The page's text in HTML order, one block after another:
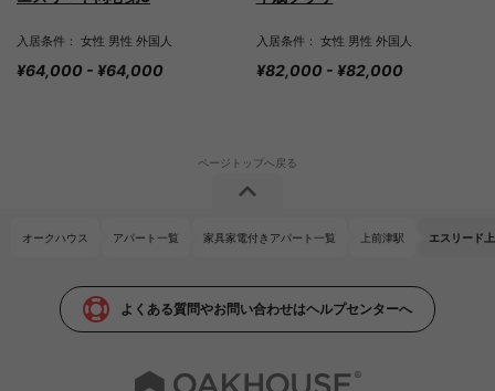
入居条件： 女性 男性 外国人
¥64,000 - ¥64,000
入居条件： 女性 男性 外国人
¥82,000 - ¥82,000
オークハウス アパート一覧 家具家電付きアパート一覧 上前津駅 エスリード
よくある質問やお問い合わせはヘルプセンターへ